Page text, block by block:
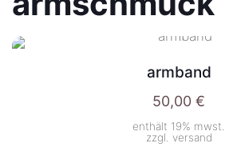
armband
50,00 €
enthält 19% mwst.
zzgl. versand